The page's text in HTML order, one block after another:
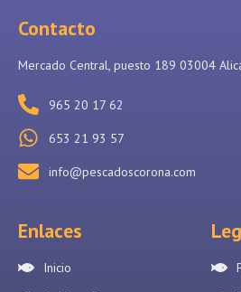
Contacto
Mercado Central, puesto 189 03004
965 20 17 62
653 21 93 57
info@pescadoscorona.com
Enlaces
Inicio